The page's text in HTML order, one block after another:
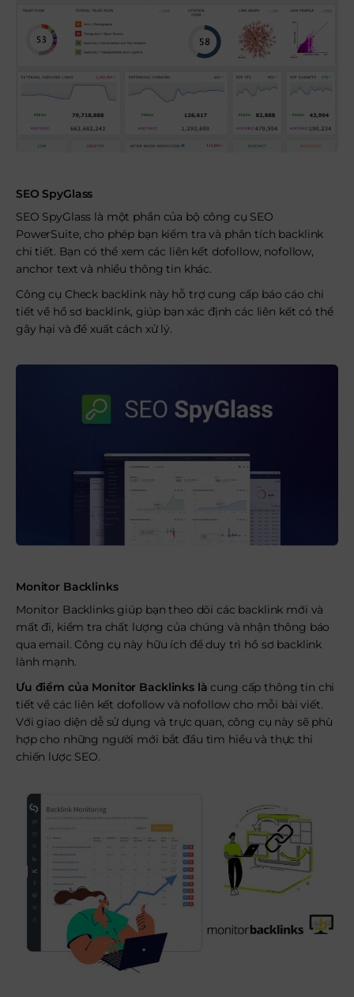
SEO SpyGlass
SEO SpyGlass là một phần của bộ công cụ SEO
PowerSuite, cho phép bạn kiểm tra và phân tích backlink
chi tiết. Bạn có thể xem các liên kết dofollow, nofollow,
anchor text và nhiều thông tin khác.
Công cụ Check backlink này hỗ trợ cung cấp báo cáo chi
tiết về hồ sơ backlink, giúp bạn xác định các liên kết có thể
gây hại và đề xuất cách xử lý.
Monitor Backlinks
Monitor Backlinks giúp bạn theo dõi các backlink mới và
mất đi, kiểm tra chất lượng của chúng và nhận thông báo
qua email. Công cụ này hữu ích để duy trì hồ sơ backlink
lành mạnh.
Ưu điểm của Monitor Backlinks làcung cấp thông tin chi
tiết về các liên kết dofollow và nofollow cho mỗi bài viết.
Với giao diện dễ sử dụng và trực quan, công cụ này sẽ phù
hợp cho những người mới bắt đầu tìm hiểu và thực thi
chiến lược SEO.